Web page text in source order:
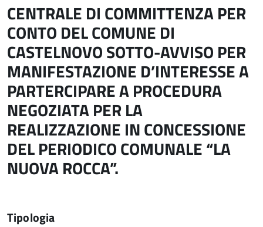
CENTRALE DI COMMITTENZA PER
CONTO DEL COMUNE DI
CASTELNOVO SOTTO-AVVISO PER
MANIFESTAZIONE D’INTERESSE A
PARTERCIPARE A PROCEDURA
NEGOZIATA PER LA
REALIZZAZIONE IN CONCESSIONE
DEL PERIODICO COMUNALE “LA
NUOVA ROCCA”.
Tipologia